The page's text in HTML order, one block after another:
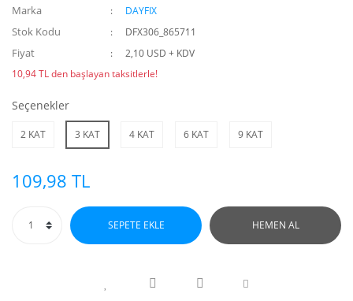
Marka DAYFIX
Stok Kodu DFX306_865711
Fiyat
2,10 USD + KDV
10,94 TL den başlayan taksitlerle!
Seçenekler
2 KAT 3 KAT 4 KAT 6 KAT 9 KAT
109,98 TL
SEPETE EKLE HEMEN AL